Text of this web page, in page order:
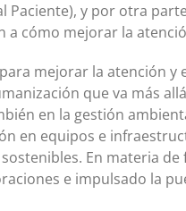
Paciente), y por otra
cómo mejorar la
mejorar la atención y
que va más
en la gestión
en equipos e
En materia de
e impulsado la